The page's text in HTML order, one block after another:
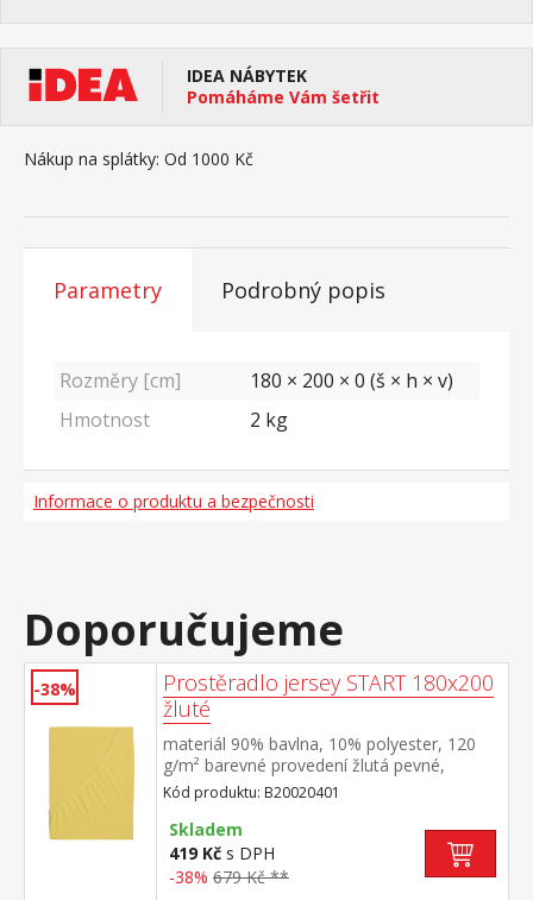
IDEA NÁBYTEK
Pomáháme Vám šetřit
Nákup na splátky: Od 1000 Kč
Parametry Podrobný popis
Rozměry [cm]
180 × 200 × 0 (š × h × v)
Hmotnost
2 kg
Informace o produktu a bezpečnosti
Doporučujeme
-38%
Prostěradlo jersey START 180x200
žluté
materiál 90% bavlna, 10% polyester, 120
g/m² barevné provedení žlutá pevné,
odolné, stálobarevné, obšito gumou pro
matrace do výšky 25 cm pratelné do 60 °C
Kód produktu: B20020401
Skladem
419 Kč s DPH
-38% 679 Kč **